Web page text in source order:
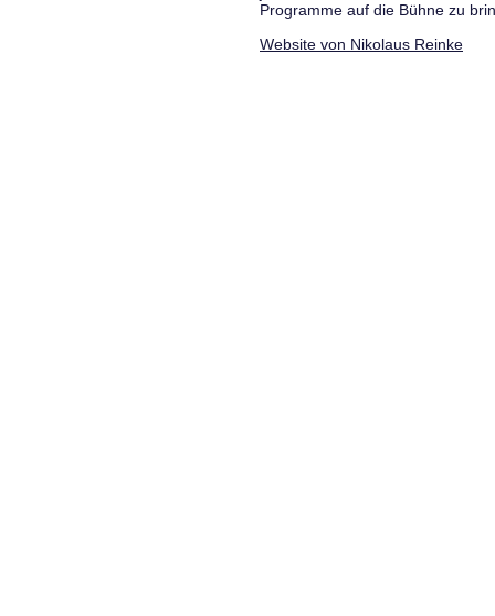
Programme auf die Bühne zu
Website von Nikolaus Reinke